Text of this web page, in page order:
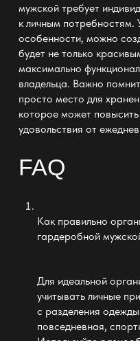
мужскойтребует
к личным потребностям.
особенности, можно
будет не только
максимально
владельца. Важно
просто место для
которое может
удовольствия от
FAQ
Как правильно
гардеробной
Для идеальной
учитывать личные
с разделения
повседневная,